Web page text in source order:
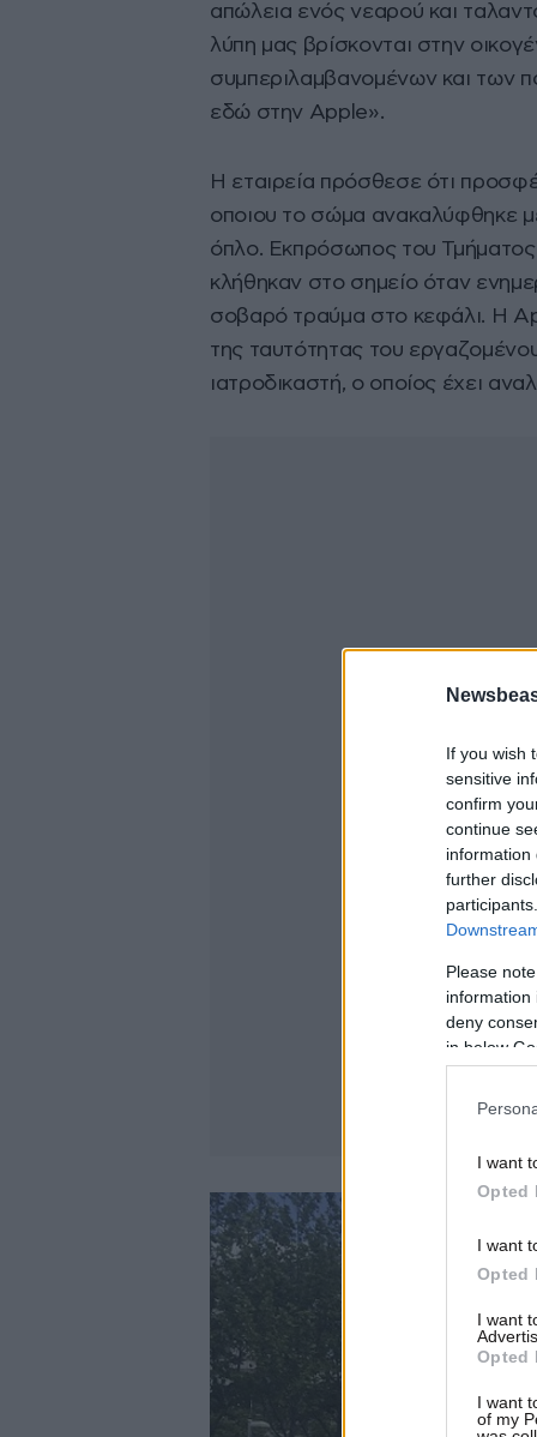
If you wish
sensitive
confirm
continue
information
further
Please
information
deny
in below
I want
Opted
I want
Opted
I want
Opted
I want
of my
απώλεια ενός νεαρού και
λύπη μας βρίσκονται στην
συμπεριλαμβανομένων και των
εδώ στην Apple».
Η εταιρεία πρόσθεσε ότι
οποιου το σώμα ανακαλύφθηκε
όπλο. Εκπρόσωπος του
κλήθηκαν στο σημείο όταν
σοβαρό τραύμα στο κεφάλι. Η
της ταυτότητας του
ιατροδικαστή, ο οποίος έχει